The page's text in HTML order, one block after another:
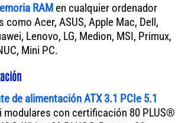
RAM en cualquier ordenador
como Acer, ASUS, Apple Mac, Dell,
Lenovo, LG, Medion, MSI, Primux,
Mini PC.
de alimentación ATX 3.1 PCIe 5.1
modulares con certificación 80 PLUS®